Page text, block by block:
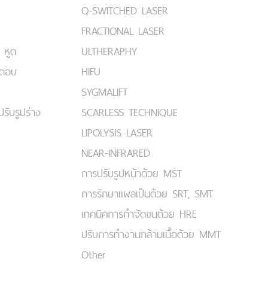
หูด
อบ
บรูปร่าง
Q-SWITCHED LASER
FRACTIONAL LASER
ULTHERAPHY
HIFU
SYGMALIFT
SCARLESS TECHNIQUE
LIPOLYSIS LASER
NEAR-INFRARED
การปรับรูปหน้าด้วย MST
การรักษาแผลเป็นด้วย SRT, SMT
เทคนิคการกำจัดขนด้วย HRE
ปรับการทำงานกล้ามเนื้อด้วย MMT
Other